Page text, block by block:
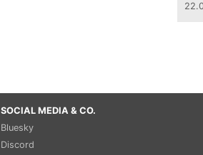
SOCIAL MEDIA & CO.
Bluesky
Discord